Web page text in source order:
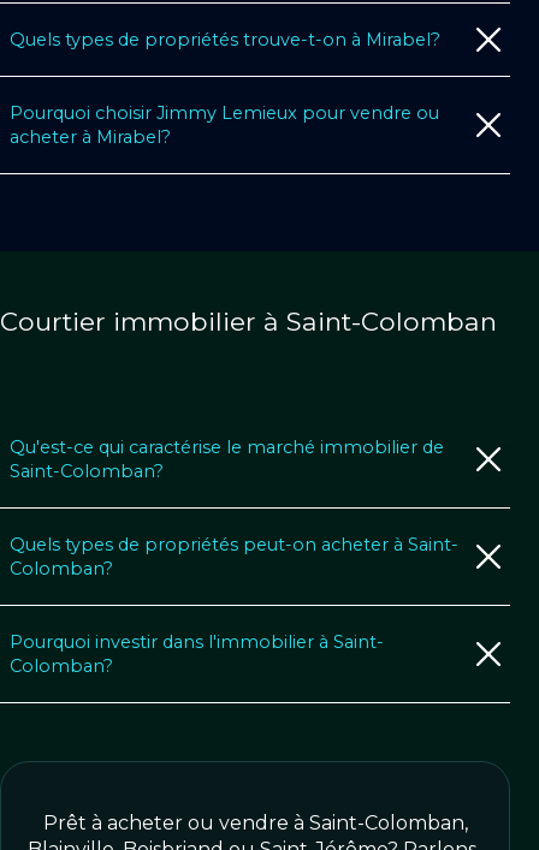
Quels types de propriétés trouve-t-on à Mirabel?
Pourquoi choisir Jimmy Lemieux pour vendre ou
acheter à Mirabel?
Courtier immobilier à Saint-Colomban
Qu'est-ce qui caractérise le marché immobilier de
Saint-Colomban?
Quels types de propriétés peut-on acheter à Saint-
Colomban?
Pourquoi investir dans l'immobilier à Saint-
Colomban?
Prêt à acheter ou vendre à Saint-Colomban,